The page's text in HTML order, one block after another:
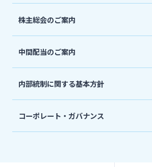
ニュースリリース一覧
採用情報
お問い合わせ先一覧
会社説明会資料
投資家向け説明会資料
English
株主総会のご案内
中間配当のご案内
内部統制に関する基本方針
コーポレート・ガバナンス